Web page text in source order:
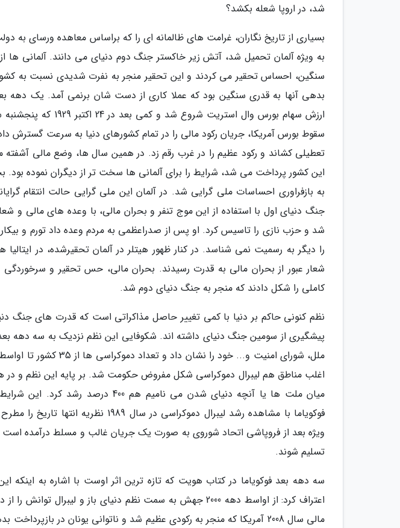
شد، در اروپا شعله بکشد؟
بسیاری از تاریخ نگاران، غرامت های ظالمانه ای را که براساس معاهده ورسای
به ویژه آلمان تحمیل شد، آتش زیر خاکستر جنگ دوم دنیای می دانند. آلمانی ها
سنگین، احساس تحقیر می کردند و این تحقیر منجر به نفرت شدیدی نسبت به
ارزش سهام بورس وال
سقوط بورس آمریکا، جریان رکود مالی را در تمام کشورهای دنیا به سرعت گسترش داد
تعطیلی کشاند و رکود عظیم را در غرب رقم زد. در همین سال ها، وضع مالی
این کشور پرداخت می شد، شرایط را برای آلمانی ها سخت تر از دیگران نموده بود.
به بازفراوری احساسات ملی گرایی شد. در آلمان این ملی گرایی حالت انتقام
جنگ دنیای اول با استفاده از این موج تنفر و بحران مالی، با وعده های مالی و
شد و حزب نازی را تاسیس کرد. او پس از صدراعظمی به مردم وعده داد تورم و
را دیگر به رسمیت نمی شناسد. در کنار ظهور هیتلر در آلمان تحقیرشده، در
شعار عبور از بحران مالی به قدرت رسیدند. بحران مالی، حس تحقیر و سرخوردگی
کاملی را شکل دادند که منجر به جنگ دنیای دوم شد.
نظم کنونی حاکم بر دنیا با کمی تغییر حاصل مذاکراتی است که قدرت های جنگ
پیشگیری از سومین جنگ دنیای داشته اند. شکوفایی این نظم نزدیک به سه دهه
اغلب مناطق هم لیبرال دموکراسی شکل مفروض حکومت شد. بر پایه این نظم و در
میان ملت ها یا آنچه دنیای شدن می نامیم
فوکویاما با مشاهده رشد لیبرال دموکراسی در
ویژه بعد از فروپاشی اتحاد شوروی به صورت یک جریان غالب و مسلط درآمده است
تسلیم شوند.
سه دهه بعد فوکویاما در کتاب هویت که تازه ترین اثر اوست با اشاره به اینکه
اعتراف کرد: از اواسط دهه 2000 جهش به سمت نظم دنیای باز و
مالی سال 2008 آمریکا که منجر به رکودی عظیم شد و ناتوانی یونان در